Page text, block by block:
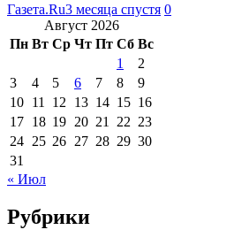
Газета.Ru3 месяца спустя 0
Август 2026
Пн Вт Ср Чт Пт Сб Вс
1
2
3
4 5 6 7 8
9
10 11 12 13 14 15 16
17 18 19 20 21 22 23
24 25 26 27 28 29 30
31
« Июл
Рубрики